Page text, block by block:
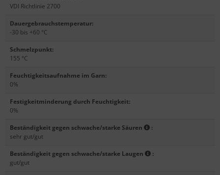
VDI Richtlinie 2700
Dauergebrauchstemperatur:
-30 bis +60 °C
Schmelzpunkt:
155 °C
Feuchtigkeitsaufnahme im Garn:
0%
Festigkeitminderung durch Feuchtigkeit:
0%
Beständigkeit gegen schwache/starke Säuren
:
sehr gut/gut
Beständigkeit gegen schwache/starke Laugen
:
gut/gut